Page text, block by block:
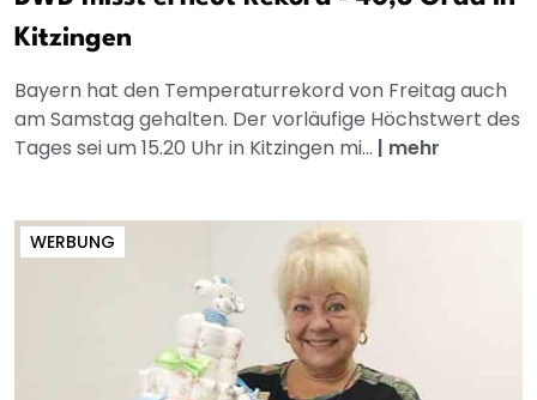
Kitzingen
Bayern hat den Temperaturrekord von Freitag auch
am Samstag gehalten. Der vorläufige Höchstwert des
Tages sei um 15.20 Uhr in Kitzingen mi... | mehr
WERBUNG